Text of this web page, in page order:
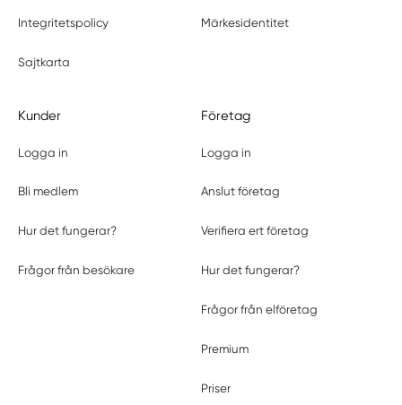
Integritetspolicy Märkesidentitet
Sajtkarta
Kunder
Logga in
Bli medlem
Hur det fungerar?
Frågor från besökare
Företag
Logga in
Anslut företag
Verifiera ert företag
Hur det fungerar?
Frågor från elföretag
Premium
Priser